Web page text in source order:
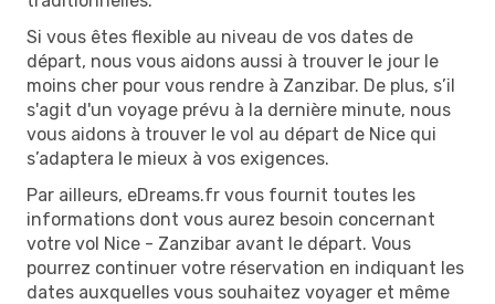
Si vous êtes flexible au niveau de vos dates de
départ, nous vous aidons aussi à trouver le jour le
moins cher pour vous rendre à Zanzibar. De plus, s’il
s'agit d'un voyage prévu à la dernière minute, nous
vous aidons à trouver le vol au départ de Nice qui
s’adaptera le mieux à vos exigences.
Par ailleurs, eDreams.fr vous fournit toutes les
informations dont vous aurez besoin concernant
votre vol Nice - Zanzibar avant le départ. Vous
pourrez continuer votre réservation en indiquant les
dates auxquelles vous souhaitez voyager et même